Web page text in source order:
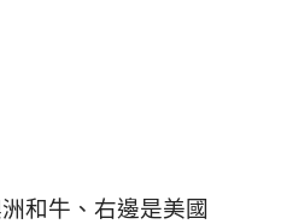
和牛、右邊是美國